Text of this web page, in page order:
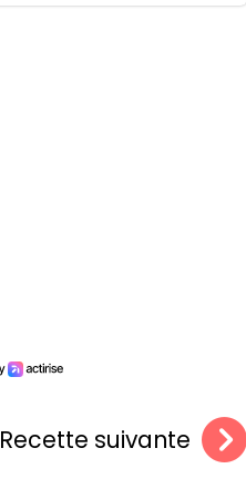
Recette suivante